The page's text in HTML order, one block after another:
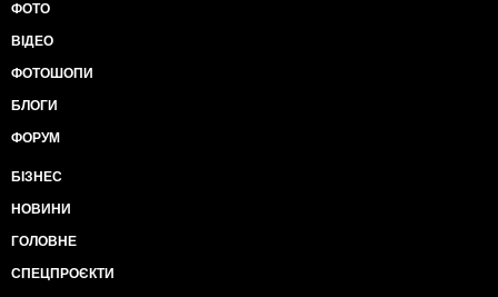
ФОТО
ВІДЕО
ФОТОШОПИ
БЛОГИ
ФОРУМ
БІЗНЕС
НОВИНИ
ГОЛОВНЕ
СПЕЦПРОЄКТИ